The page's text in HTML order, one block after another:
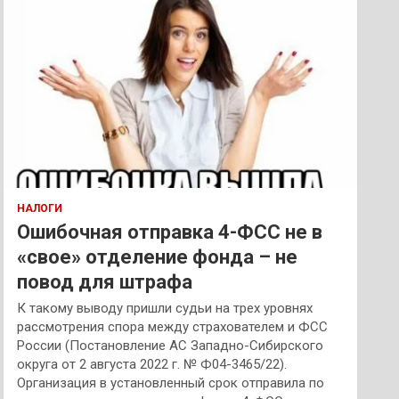
НАЛОГИ
Ошибочная отправка 4-ФСС не в
«свое» отделение фонда – не
повод для штрафа
К такому выводу пришли судьи на трех уровнях
рассмотрения спора между страхователем и ФСС
России (Постановление АС Западно-Сибирского
округа от 2 августа 2022 г. № Ф04-3465/22).
Организация в установленный срок отправила по